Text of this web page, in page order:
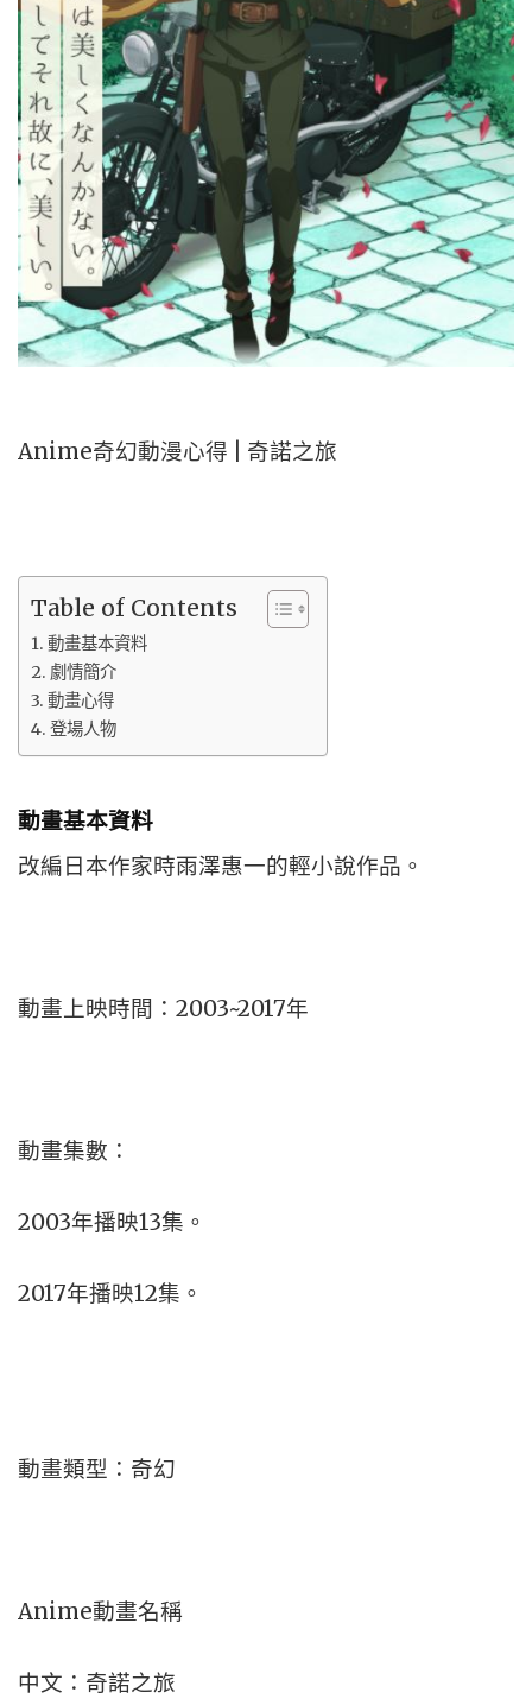
Anime奇幻動漫心得 | 奇諾之旅
Table of Contents
動畫基本資料
劇情簡介
動畫心得
登場人物
動畫基本資料
改編日本作家時雨澤惠一的輕小說作品。
動畫上映時間：2003~2017年
動畫集數：
2003年播映13集。
2017年播映12集。
動畫類型：奇幻
Anime動畫名稱
中文：奇諾之旅